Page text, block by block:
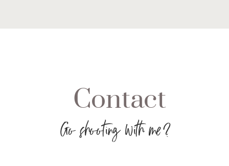
Contact
Go shooting with me?